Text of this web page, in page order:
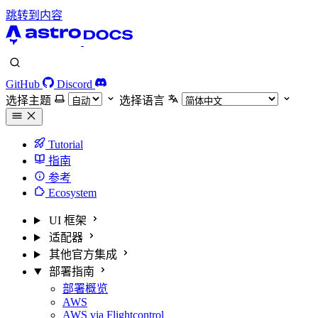
跳转到内容
GitHub
Discord
选择主题
选择语言
Tutorial
指南
参考
Ecosystem
UI 框架
适配器
其他官方集成
部署指南
部署概览
AWS
AWS via Flightcontrol